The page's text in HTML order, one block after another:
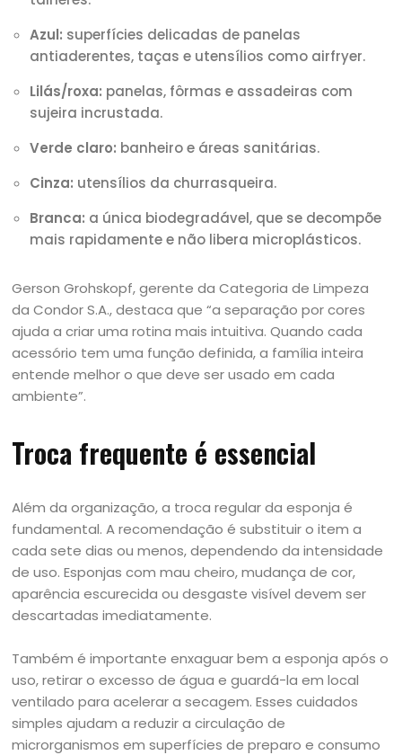
Azul: superfícies delicadas de panelas
antiaderentes, taças e utensílios como airfryer.
Lilás/roxa: panelas, fôrmas e assadeiras com
sujeira incrustada.
Verde claro: banheiro e áreas sanitárias.
Cinza: utensílios da churrasqueira.
Branca: a única biodegradável, que se decompõe
mais rapidamente e não libera microplásticos.
Gerson Grohskopf, gerente da Categoria de Limpeza
da Condor S.A., destaca que “a separação por cores
ajuda a criar uma rotina mais intuitiva. Quando cada
acessório tem uma função definida, a família inteira
entende melhor o que deve ser usado em cada
ambiente”.
Troca frequente é essencial
Além da organização, a troca regular da esponja é
fundamental. A recomendação é substituir o item a
cada sete dias ou menos, dependendo da intensidade
de uso. Esponjas com mau cheiro, mudança de cor,
aparência escurecida ou desgaste visível devem ser
descartadas imediatamente.
Também é importante enxaguar bem a esponja após o
uso, retirar o excesso de água e guardá-la em local
ventilado para acelerar a secagem. Esses cuidados
simples ajudam a reduzir a circulação de
microrganismos em superfícies de preparo e consumo